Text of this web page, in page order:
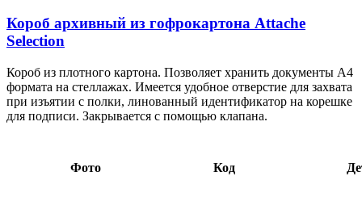
Короб архивный из гофрокартона Attache
Selection
Короб из плотного картона. Позволяет хранить документы А4
формата на стеллажах. Имеется удобное отверстие для захвата
при изъятии с полки, линованный идентификатор на корешке
для подписи. Закрывается с помощью клапана.
Фото Код